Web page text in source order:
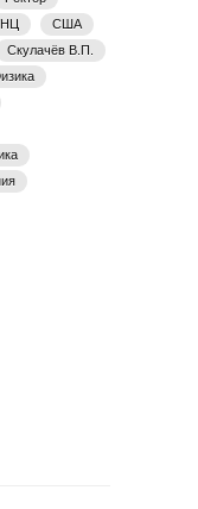
США
Скулачёв В.П.